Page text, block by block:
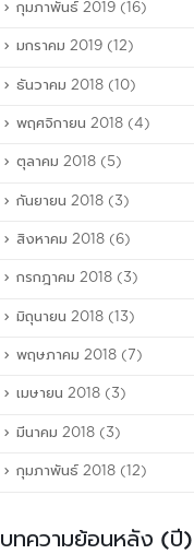
กุมภาพันธ์ 2019 (16)
มกราคม 2019 (12)
ธันวาคม 2018 (10)
พฤศจิกายน 2018 (4)
ตุลาคม 2018 (5)
กันยายน 2018 (3)
สิงหาคม 2018 (6)
กรกฎาคม 2018 (3)
มิถุนายน 2018 (13)
พฤษภาคม 2018 (7)
เมษายน 2018 (3)
มีนาคม 2018 (3)
กุมภาพันธ์ 2018 (12)
บทความย้อนหลัง (ปี)